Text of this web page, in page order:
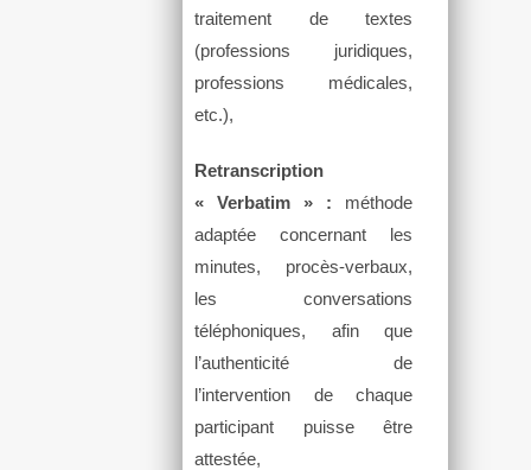
traitement de textes
(professions juridiques,
professions médicales,
etc.),
Retranscription
« Verbatim » : méthode
adaptée concernant les
minutes, procès-verbaux,
les conversations
téléphoniques, afin que
l’authenticité de
l’intervention de chaque
participant puisse être
attestée,